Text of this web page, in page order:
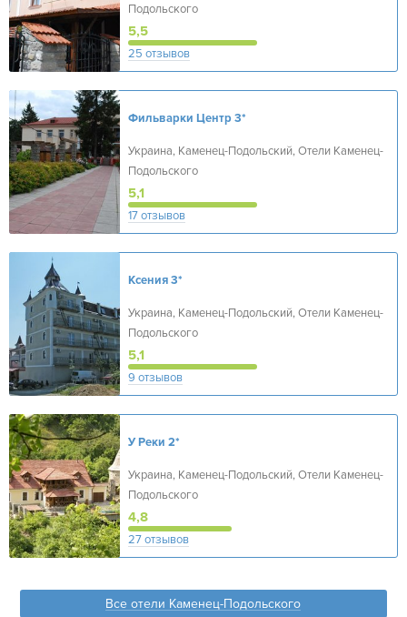
Подольского
5,5
25 отзывов
Фильварки Центр3*
Украина, Каменец-Подольский, Отели Каменец-
Подольского
5,1
17 отзывов
Ксения3*
Украина, Каменец-Подольский, Отели Каменец-
Подольского
5,1
9 отзывов
У Реки 2*
Украина, Каменец-Подольский, Отели Каменец-
Подольского
4,8
27 отзывов
Все отели Каменец-Подольского